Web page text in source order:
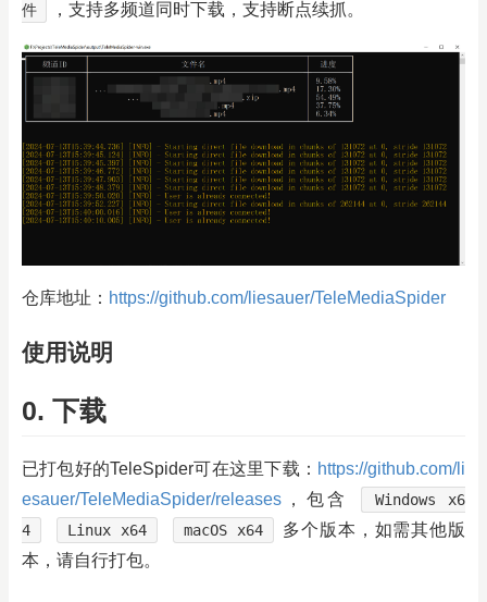
件
，支持多频道同时下载，支持断点续抓。
仓库地址： https://github.com/liesauer/TeleMediaSpider
使用说明
0. 下载
已打包好的TeleSpider可在这里下载： https://github.com/li
esauer/TeleMediaSpider/releases ，包含
Windows x6
4
Linux x64 macOS x64
多个版本，如需其他版
本，请自行打包。